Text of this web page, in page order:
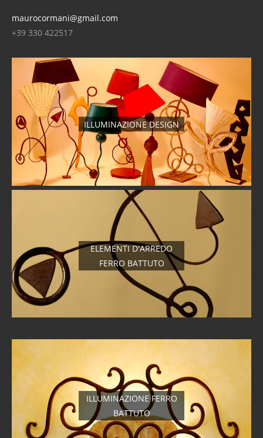
maurocormani@gmail.com
+39 330 422517
ILLUMINAZIONE DESIGN
ELEMENTI D'ARREDO
FERRO BATTUTO
ILLUMINAZIONE FERRO
BATTUTO